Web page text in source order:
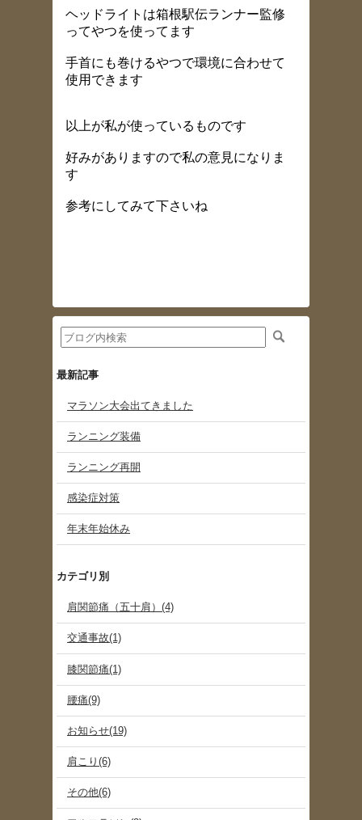
ヘッドライトは箱根駅伝ランナー監修
ってやつを使ってます
手首にも巻けるやつで環境に合わせて
使用できます
以上が私が使っているものです
好みがありますので私の意見になりま
す
参考にしてみて下さいね
最新記事
マラソン大会出てきました
ランニング装備
ランニング再開
感染症対策
年末年始休み
カテゴリ別
肩関節痛（五十肩）(4)
交通事故(1)
膝関節痛(1)
腰痛(9)
お知らせ(19)
肩こり(6)
その他(6)